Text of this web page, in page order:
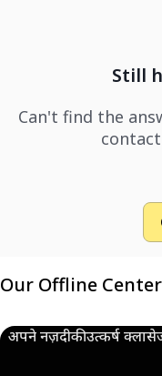
Still
Can't find the
Our Offline
अपने नज़दीकी उत्कर्ष